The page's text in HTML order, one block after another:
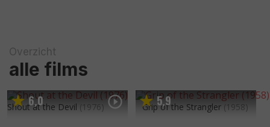
Overzicht
alle films
6,0
Shout at the Devil (1976) 5,9
Grip of the Strangler (1958)